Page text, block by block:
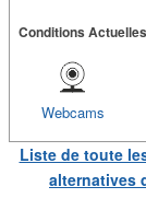
Conditions Actuelles
Webcams
Liste de toute
alternatives